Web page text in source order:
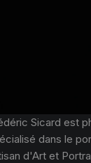
Sicard est
dans le
d'Art et